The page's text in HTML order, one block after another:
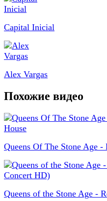
Capital Inicial
Alex Vargas
Похожие видео
Queens Of The Stone Age
Queens of the Stone Age -